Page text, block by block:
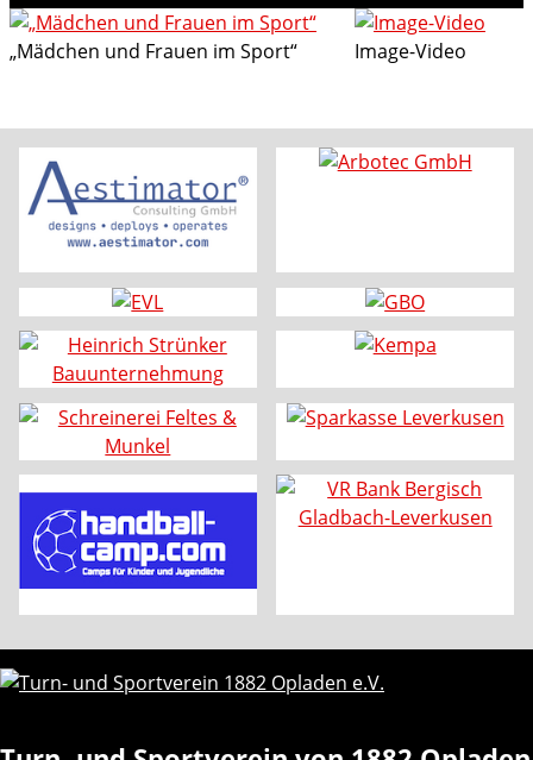
„Mädchen und Frauen im Sport“ Image-Video